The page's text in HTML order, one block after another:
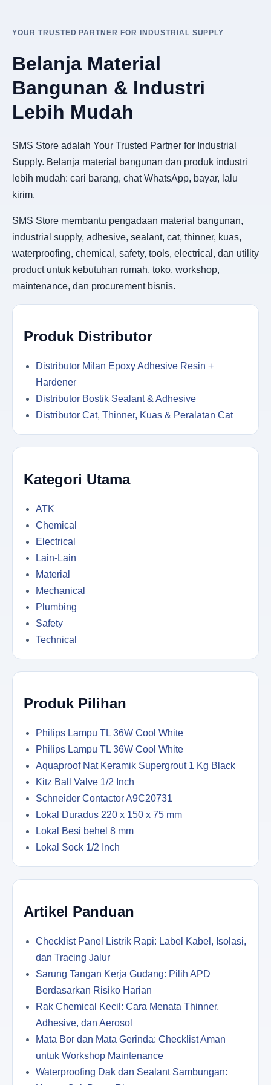
YOUR TRUSTED PARTNER FOR INDUSTRIAL SUPPLY
Belanja Material
Bangunan & Industri
Lebih Mudah
SMS Store adalah Your Trusted Partner for Industrial
Supply. Belanja material bangunan dan produk industri
lebih mudah: cari barang, chat WhatsApp, bayar, lalu
kirim.
SMS Store membantu pengadaan material bangunan,
industrial supply, adhesive, sealant, cat, thinner, kuas,
waterproofing, chemical, safety, tools, electrical, dan utility
product untuk kebutuhan rumah, toko, workshop,
maintenance, dan procurement bisnis.
Produk Distributor
Distributor Milan Epoxy Adhesive Resin +
Hardener
Distributor Bostik Sealant & Adhesive
Distributor Cat, Thinner, Kuas & Peralatan Cat
Kategori Utama
ATK
Chemical
Electrical
Lain-Lain
Material
Mechanical
Plumbing
Safety
Technical
Produk Pilihan
Philips Lampu TL 36W Cool White
Philips Lampu TL 36W Cool White
Aquaproof Nat Keramik Supergrout 1 Kg Black
Kitz Ball Valve 1/2 Inch
Schneider Contactor A9C20731
Lokal Duradus 220 x 150 x 75 mm
Lokal Besi behel 8 mm
Lokal Sock 1/2 Inch
Artikel Panduan
Checklist Panel Listrik Rapi: Label Kabel, Isolasi,
dan Tracing Jalur
Sarung Tangan Kerja Gudang: Pilih APD
Berdasarkan Risiko Harian
Rak Chemical Kecil: Cara Menata Thinner,
Adhesive, dan Aerosol
Mata Bor dan Mata Gerinda: Checklist Aman
untuk Workshop Maintenance
Waterproofing Dak dan Sealant Sambungan: